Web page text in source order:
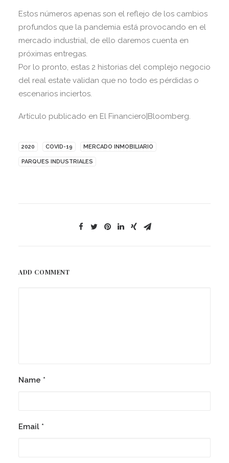
Estos números apenas son el reflejo de los cambios
profundos que la pandemia está provocando en el
mercado industrial, de ello daremos cuenta en
próximas entregas.
Por lo pronto, estas 2 historias del complejo negocio
del real estate validan que no todo es pérdidas o
escenarios inciertos.
Artículo publicado en El Financiero|Bloomberg.
2020 COVID-19 MERCADO INMOBILIARIO
PARQUES INDUSTRIALES
ADD COMMENT
Name *
Email *